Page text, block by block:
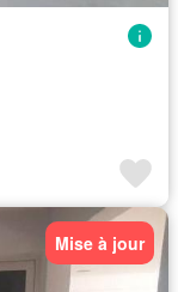
Mise à jour